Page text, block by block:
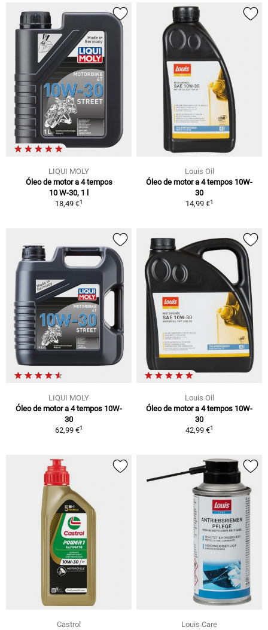
LIQUI MOLY
Óleo de motor a 4 tempos
10 W-30, 1 l
18,49 €1
Louis Oil
Óleo de motor a 4 tempos 10W-
30
14,99 €1
LIQUI MOLY
Óleo de motor a 4 tempos 10W-
30
62,99 €1
Louis Oil
Óleo de motor a 4 tempos 10W-
30
42,99 €1
Castrol Louis Care